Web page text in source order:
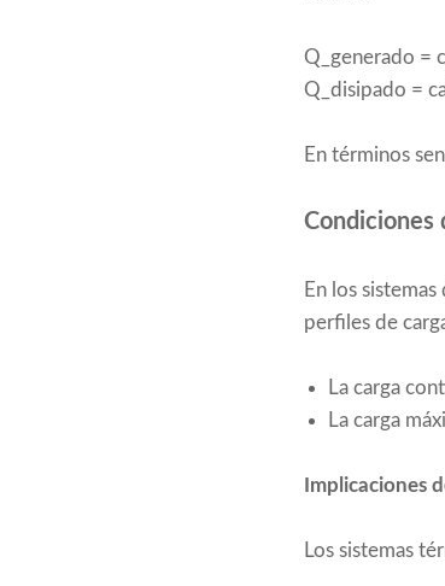
Q_generado =
Q_disipado =
En términos
Condiciones
En los
perfiles de
La carga
La carga
Implicaciones
Los sistemas